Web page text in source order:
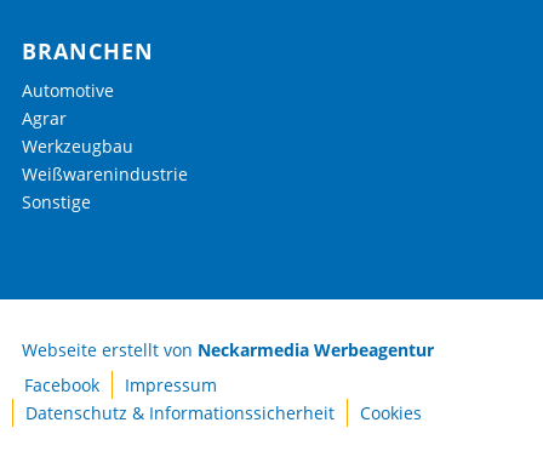
BRANCHEN
Automotive
Agrar
Werkzeugbau
Weißwarenindustrie
Sonstige
Webseite erstellt von Neckarmedia Werbeagentur
Facebook
Impressum
Datenschutz & Informationssicherheit
Cookies